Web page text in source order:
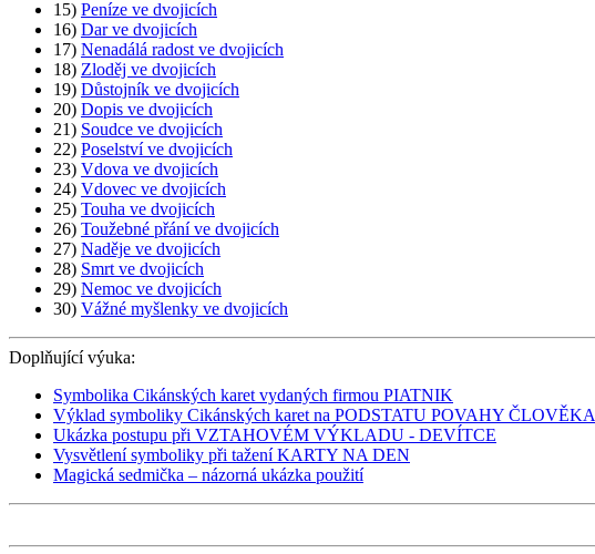
15) Peníze ve dvojicích
16) Dar ve dvojicích
17) Nenadálá radost ve dvojicích
18) Zloděj ve dvojicích
19) Důstojník ve dvojicích
20) Dopis ve dvojicích
21) Soudce ve dvojicích
22) Poselství ve dvojicích
23) Vdova ve dvojicích
24) Vdovec ve dvojicích
25) Touha ve dvojicích
26) Toužebné přání ve dvojicích
27) Naděje ve dvojicích
28) Smrt ve dvojicích
29) Nemoc ve dvojicích
30) Vážné myšlenky ve dvojicích
Doplňující výuka:
Symbolika Cikánských karet vydaných firmou PIATNIK
Výklad symboliky Cikánských karet na PODSTATU POVAHY ČLOVĚKA
Ukázka postupu při VZTAHOVÉM VÝKLADU - DEVÍTCE
Vysvětlení symboliky při tažení KARTY NA DEN
Magická sedmička – názorná ukázka použití